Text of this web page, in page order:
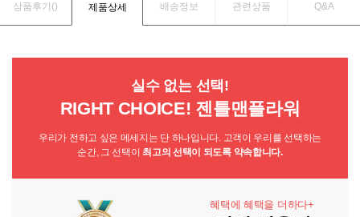
상품후기() 제품상세 배송정보 관련상품 Q&A
실수 없는 선택!
RIGHT CHOICE! 젠틀맨플라워
우리가 전하고 싶은 메세지는 단 하나입니다. 고객이 우리를 선택하는
순간, 그 선택이 최고의 선택이 되도록 약속합니다.
혜택에 혜택을 더하다+